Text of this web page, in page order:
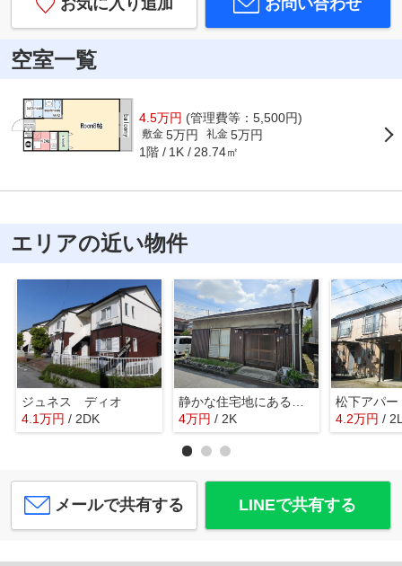
お気に入り追加 お問い合わせ
空室一覧
4.5万円 (管理費等：5,500円)
敷金 5万円 礼金 5万円
1階 1K 28.74㎡
エリアの近い物件
ジュネス ディオ
4.1万円 / 2DK
4万円 / 2K
松下アパー
4.2万円 /
メールで共有する LINEで共有する